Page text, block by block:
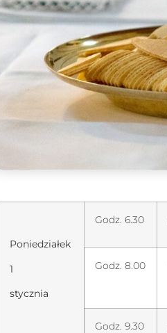
Poniedziałek
1
stycznia
Godz. 6.30
Godz. 8.00
Godz. 9.30